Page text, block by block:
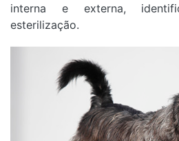
interna e externa,
esterilização.